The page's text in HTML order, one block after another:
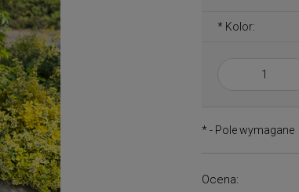
* Kolor:
* - Pole wymagane
Ocena: